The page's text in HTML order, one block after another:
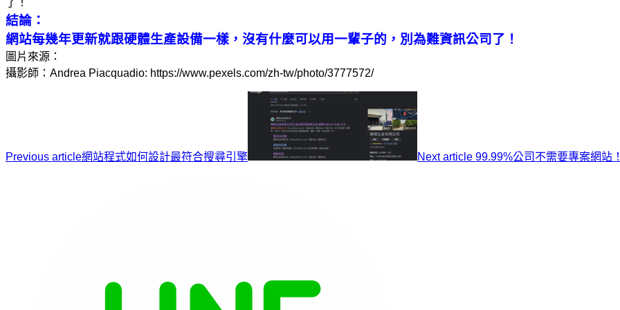
結論：
網站每幾年更新就跟硬體生產設備一樣，沒有什麼可以用一輩子的，別為難資訊公司了！
圖片來源：
攝影師：Andrea Piacquadio: https://www.pexels.com/zh-tw/photo/3777572/
Previous article網站程式如何設計最符合搜尋引擎 Next article 99.99%公司不需要專案網站